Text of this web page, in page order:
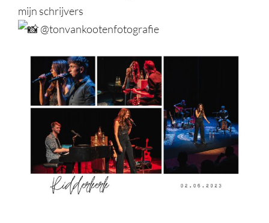
mijn schrijvers
@tonvankootenfotografie